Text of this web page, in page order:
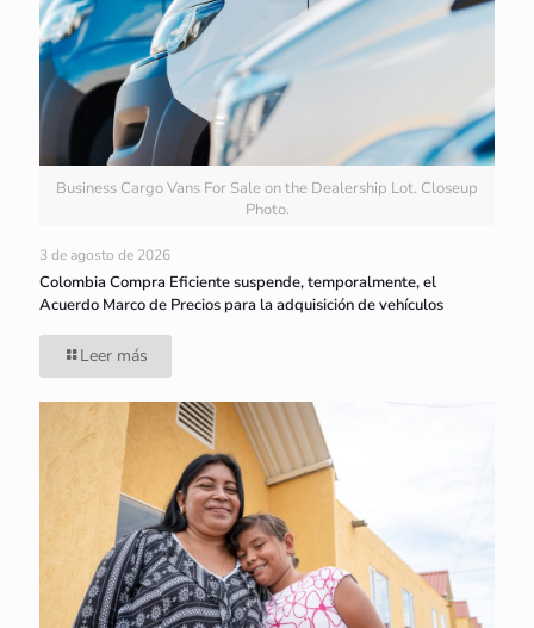
Business Cargo Vans For Sale on the Dealership Lot. Closeup
Photo.
3 de agosto de 2026
Colombia Compra Eficiente suspende, temporalmente, el
Acuerdo Marco de Precios para la adquisición de vehículos
Leer más